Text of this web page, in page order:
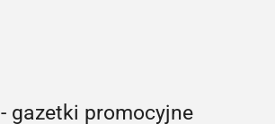
- gazetki promocyjne